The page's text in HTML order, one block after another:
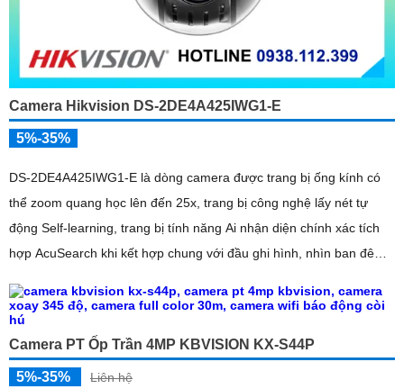
Camera Hikvision DS-2DE4A425IWG1-E
5%-35%
DS-2DE4A425IWG1-E là dòng camera được trang bị ống kính có
thể zoom quang học lên đến 25x, trang bị công nghệ lấy nét tự
động Self-learning, trang bị tính năng Ai nhận diện chính xác tích
hợp AcuSearch khi kết hợp chung với đầu ghi hình, nhìn ban đêm
Camera PT Ốp Trần 4MP KBVISION KX-S44P
5%-35% Liên hệ